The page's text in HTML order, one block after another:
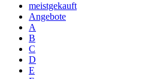
meistgekauft
Angebote
A
B
C
D
E